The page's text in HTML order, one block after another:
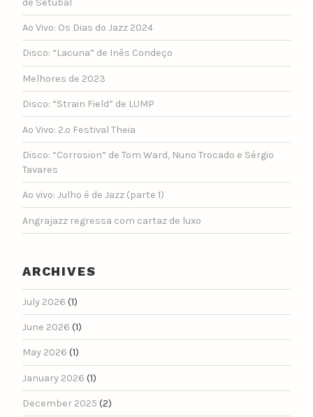
Ao Vivo: Os Dias do Jazz 2024
Disco: “Lacuna” de Inês Condeço
Melhores de 2023
Disco: “Strain Field” de LUMP
Ao Vivo: 2.º Festival Theia
Disco: “Corrosion” de Tom Ward, Nuno Trocado e Sérgio
Tavares
Ao vivo: Julho é de Jazz (parte 1)
Angrajazz regressa com cartaz de luxo
ARCHIVES
July 2026 (1)
June 2026 (1)
May 2026 (1)
January 2026 (1)
December 2025 (2)